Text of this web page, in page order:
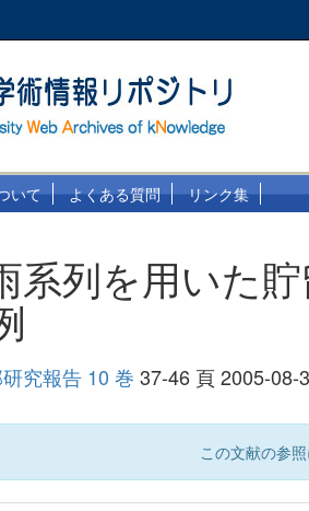
いて よくある質問 リンク集
系列を用いた
究報告 10 巻 37-46 頁 2005-08-
この文献の参